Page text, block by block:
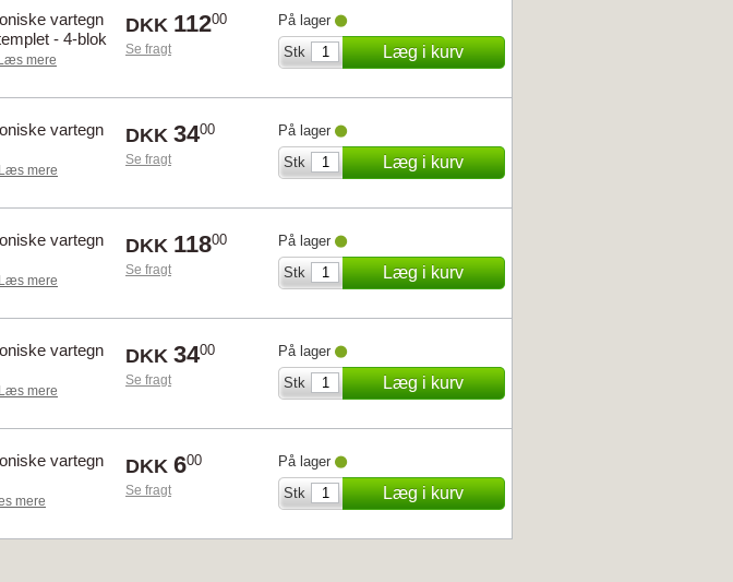
vartegn
- 4-blok
Læs mere
DKK 11200
Se fragt
På lager
Stk
Læg i kurv
vartegn
Læs mere
DKK 3400
Se fragt
På lager
Stk
Læg i kurv
vartegn
Læs mere
DKK 11800
Se fragt
På lager
Stk
Læg i kurv
vartegn
Læs mere
DKK 3400
Se fragt
På lager
Stk
Læg i kurv
vartegn
mere
DKK 600
Se fragt
På lager
Stk
Læg i kurv